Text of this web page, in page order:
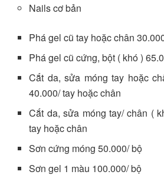
Nails cơ bản
Phá gel cũ tay hoặc chân
Phá gel cũ cứng, bột ( khó )
Cắt da, sửa móng tay hoặc
40.000/ tay hoặc chân
Cắt da, sửa móng tay/ chân (
tay hoặc chân
Sơn cứng móng 50.000/ bộ
Sơn gel 1 màu 100.000/ bộ